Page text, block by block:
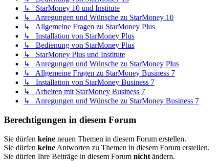
↳ StarMoney 10 und Institute
↳ Anregungen und Wünsche zu StarMoney 10
↳ Allgemeine Fragen zu StarMoney Plus
↳ Installation von StarMoney Plus
↳ Bedienung von StarMoney Plus
↳ StarMoney Plus und Institute
↳ Anregungen und Wünsche zu StarMoney Plus
↳ Allgemeine Fragen zu StarMoney Business 7
↳ Installation von StarMoney Business 7
↳ Arbeiten mit StarMoney Business 7
↳ Anregungen und Wünsche zu StarMoney Business 7
Berechtigungen in diesem Forum
Sie dürfen keine neuen Themen in diesem Forum erstellen.
Sie dürfen keine Antworten zu Themen in diesem Forum erstellen.
Sie dürfen Ihre Beiträge in diesem Forum nicht ändern.